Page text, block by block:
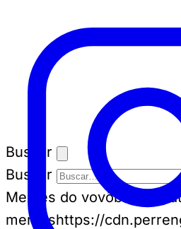
Buscar
Buscar
Memes do vovôbadge-
memeshttps://